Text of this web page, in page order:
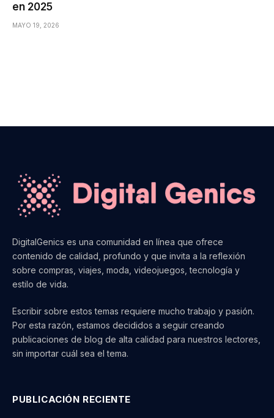
en 2025
MAYO 19, 2026
DigitalGenics es una comunidad en línea que ofrece
contenido de calidad, profundo y que invita a la reflexión
sobre compras, viajes, moda, videojuegos, tecnología y
estilo de vida.
Escribir sobre estos temas requiere mucho trabajo y pasión.
Por esta razón, estamos decididos a seguir creando
publicaciones de blog de alta calidad para nuestros lectores,
sin importar cuál sea el tema.
PUBLICACIÓN RECIENTE